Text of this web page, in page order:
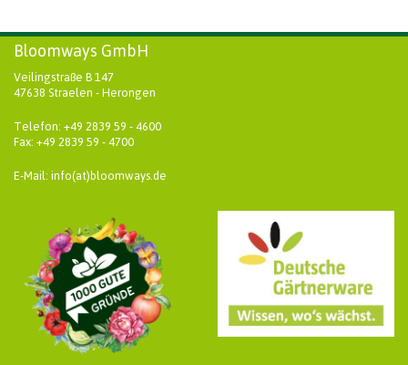
Bloomways GmbH
Veilingstraße B 147
47638 Straelen - Herongen
Telefon: +49 2839 59 - 4600
Fax: +49 2839 59 - 4700
E-Mail: info(at)bloomways.de